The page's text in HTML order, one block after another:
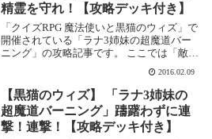
精霊を守れ！【攻略デッキ付き】
「クイズRPG 魔法使いと黒猫のウィズ」で
開催されている「ラナ3姉妹の超魔道バー
ニング」の攻略記事です。 ここでは「敵の
攻撃から精霊を守れ！」を攻略します。
「敵の攻撃から精霊を守れ！」の攻略基本
情報消費魔力：初回クリアまで：0／2回目
以降：...
2016.02.09
【黒猫のウィズ】 「ラナ3姉妹の
超魔道バーニング」躊躇わずに連
撃！連撃！【攻略デッキ付き】